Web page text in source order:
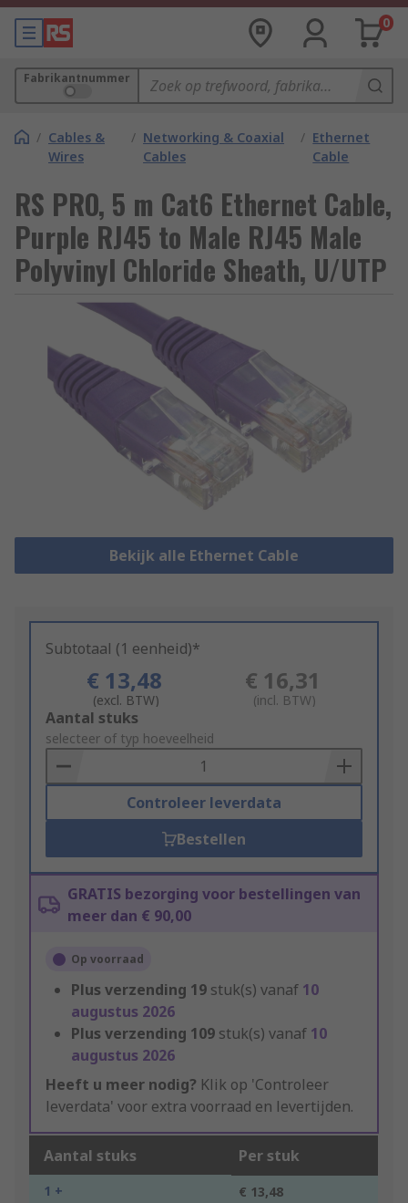
0
Fabrikantnummer
/ Cables &
Wires
/ Networking & Coaxial
Cables
/ Ethernet
Cable
RS PRO, 5 m Cat6 Ethernet Cable,
Purple RJ45 to Male RJ45 Male
Polyvinyl Chloride Sheath, U/UTP
Bekijk alle Ethernet Cable
Subtotaal (1 eenheid)*
€ 13,48
(excl. BTW)
€ 16,31
(incl. BTW)
Add
to
Basket
Aantal stuks
selecteer of typ hoeveelheid
Controleer leverdata
Bestellen
GRATIS bezorging voor bestellingen van
meer dan € 90,00
Op voorraad
Plus verzending 19 stuk(s) vanaf 10
augustus 2026
Plus verzending 109 stuk(s) vanaf 10
augustus 2026
Heeft u meer nodig? Klik op 'Controleer
leverdata' voor extra voorraad en levertijden.
Aantal stuks Per stuk
1 + € 13,48